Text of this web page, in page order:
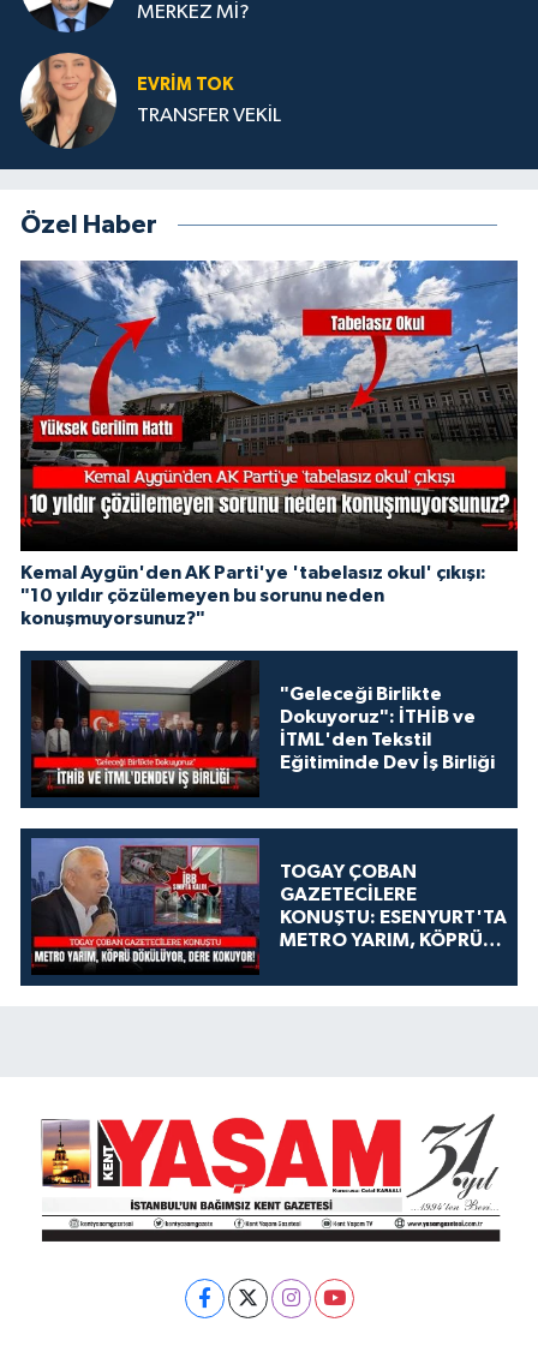
MERKEZ Mİ?
EVRİM TOK
TRANSFER VEKİL
Özel Haber
Kemal Aygün'den AK Parti'ye 'tabelasız okul' çıkışı:
"10 yıldır çözülemeyen bu sorunu neden
konuşmuyorsunuz?"
"Geleceği Birlikte
Dokuyoruz": İTHİB ve
İTML'den Tekstil
Eğitiminde Dev İş Birliği
TOGAY ÇOBAN
GAZETECİLERE
KONUŞTU: ESENYURT'TA
METRO YARIM, KÖPRÜ
KOKUYOR!